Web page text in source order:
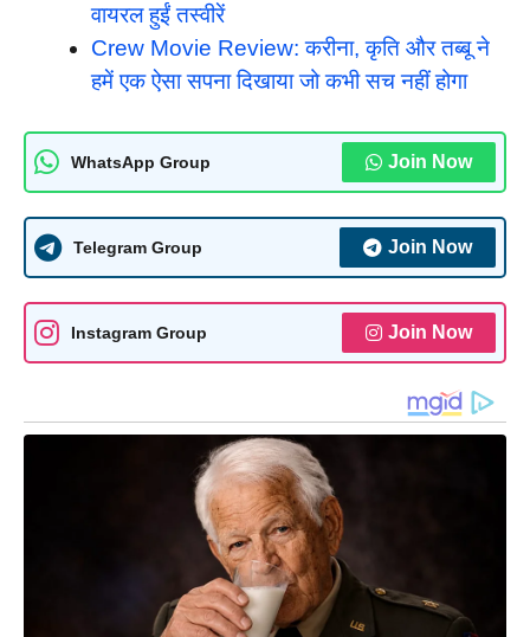
वायरल हुईं तस्वीरें
Crew Movie Review: करीना, कृति और तब्बू ने
हमें एक ऐसा सपना दिखाया जो कभी सच नहीं होगा
WhatsApp Group Join Now
Telegram Group Join Now
Instagram Group Join Now